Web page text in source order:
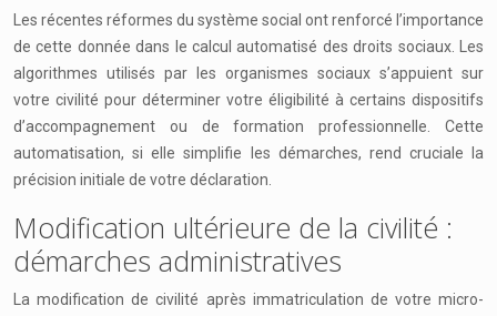
Les récentes réformes du système social ont renforcé l’importance
de cette donnée dans le calcul automatisé des droits sociaux. Les
algorithmes utilisés par les organismes sociaux s’appuient sur
votre civilité pour déterminer votre éligibilité à certains dispositifs
d’accompagnement ou de formation professionnelle. Cette
automatisation, si elle simplifie les démarches, rend cruciale la
précision initiale de votre déclaration.
Modification ultérieure de la civilité :
démarches administratives
La modification de civilité après immatriculation de votre micro-